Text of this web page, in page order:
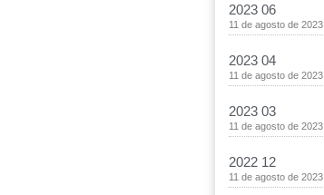
2023 06
11 de agosto de 2023
2023 04
11 de agosto de 2023
2023 03
11 de agosto de 2023
2022 12
11 de agosto de 2023